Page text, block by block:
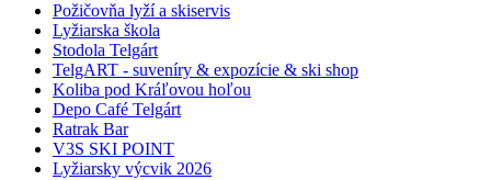
Požičovňa lyží a skiservis
Lyžiarska škola
Stodola Telgárt
TelgART - suveníry & expozície & ski shop
Koliba pod Kráľovou hoľou
Depo Café Telgárt
Ratrak Bar
V3S SKI POINT
Lyžiarsky výcvik 2026